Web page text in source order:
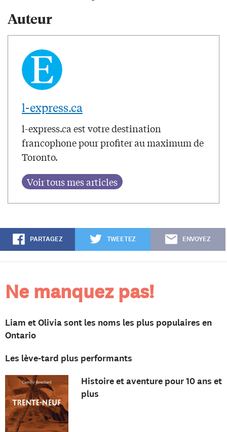
Auteur
l-express.ca
l-express.ca est votre destination
francophone pour profiter au maximum de
Toronto.
PARTAGEZ TWEETEZ ENVOYEZ
Ne manquez pas!
Liam et Olivia sont les noms les plus populaires en
Ontario
Les lève-tard plus performants
Histoire et aventure pour 10 ans et
plus